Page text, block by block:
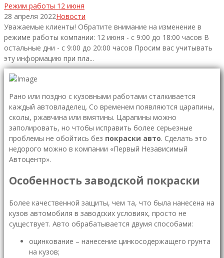
Режим работы 12 июня
28 апреля 2022Новости
Уважаемые клиенты! Обратите внимание на изменение в
режиме работы компании: 12 июня - с 9:00 до 18:00 часов В
остальные дни - с 9:00 до 20:00 часов Просим вас учитывать
эту информацию при пла...
Рано или поздно с кузовными работами сталкивается
каждый автовладелец. Со временем появляются царапины,
сколы, ржавчина или вмятины. Царапины можно
заполировать, но чтобы исправить более серьезные
проблемы не обойтись без покраски авто. Сделать это
недорого можно в компании «Первый Независимый
Автоцентр».
Особенность заводской покраски
Более качественной защиты, чем та, что была нанесена на
кузов автомобиля в заводских условиях, просто не
существует. Авто обрабатывается двумя способами:
оцинкование – нанесение цинкосодержащего грунта
на кузов;